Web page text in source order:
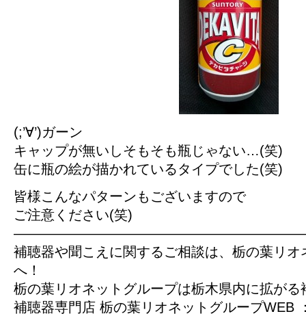
(;’∀’)ガーン
キャップが無いしそもそも瓶じゃない…(笑)
缶に瓶の絵が描かれているタイプでした(笑)
皆様こんなパターンもございますので
ご注意ください(笑)
補聴器や聞こえに関するご相談は、栃の葉リオ
へ！
栃の葉リオネットグループは栃木県内に拡がる
補聴器専門店 栃の葉リオネットグループWEB